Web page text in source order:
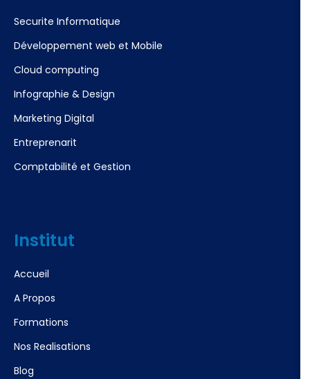
Securite Informatique
Développement web et Mobile
Cloud computing
Infographie & Design
Marketing Digital
Entreprenarit
Comptabilité et Gestion
Institut
Accueil
A Propos
Formations
Nos Realisations
Blog